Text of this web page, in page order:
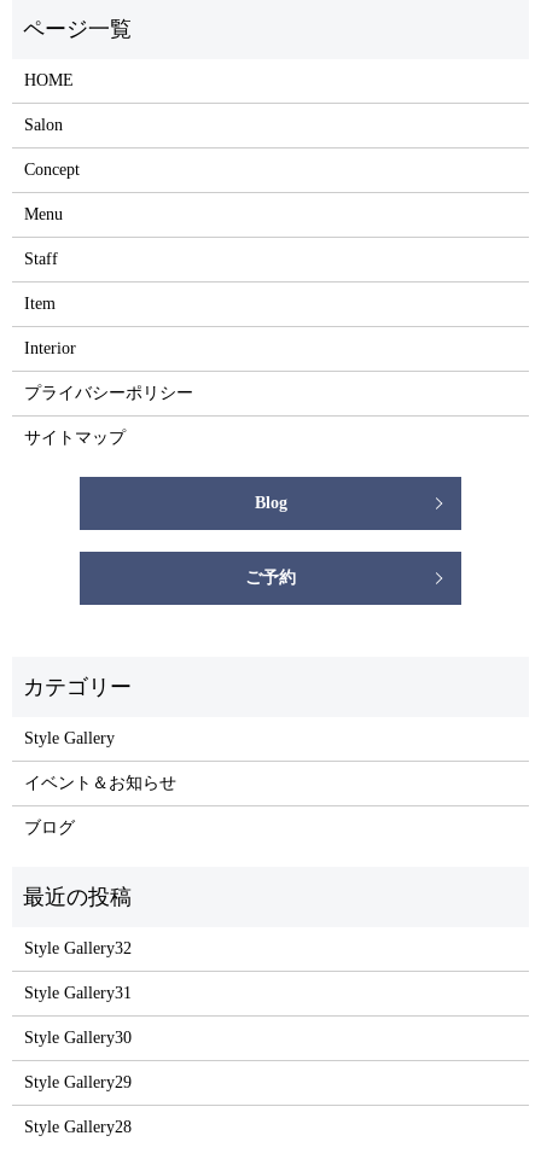
HOME
Salon
Concept
Menu
Staff
Item
Interior
プライバシーポリシー
サイトマップ
Blog
ご予約
Style Gallery
イベント＆お知らせ
ブログ
Style Gallery32
Style Gallery31
Style Gallery30
Style Gallery29
Style Gallery28